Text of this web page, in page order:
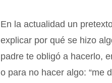
En la actualidad un
explicar por qué se hizo
padre te obligó a hacerlo,
o para no hacer algo: “me